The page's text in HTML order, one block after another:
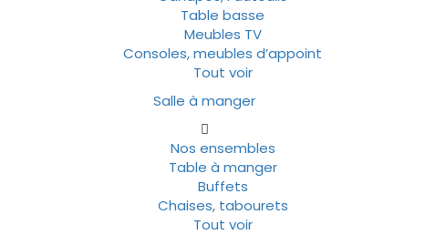
Table basse
Meubles TV
Consoles, meubles d’appoint
Tout voir
Salle à manger
Nos ensembles
Table à manger
Buffets
Chaises, tabourets
Tout voir